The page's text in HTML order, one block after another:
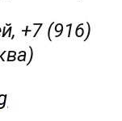
+7 (916)